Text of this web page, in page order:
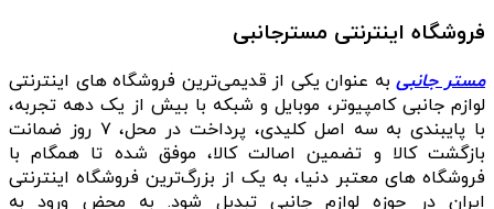
فروشگاه اینترنتی مسترجانبی
مستر جانبیبه عنوان یکی از قدیمی‌ترین فروشگاه های اینترنتی
لوازم جانبی کامپیوتر، موبایل و شبکه با بیش از یک دهه تجربه،
با پایبندی به سه اصل کلیدی، پرداخت در محل، ۷ روز ضمانت
بازگشت کالا و تضمین اصالت کالا، موفق شده تا همگام با
فروشگاه‌ های معتبر دنیا، به یک از بزرگ‌ترین فروشگاه اینترنتی
ایران در حوزه لوازم جانبی تبدیل شود. به محض ورود به